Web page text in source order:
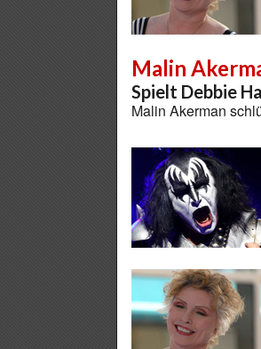
Malin
Spielt Debbie
Malin Akerman